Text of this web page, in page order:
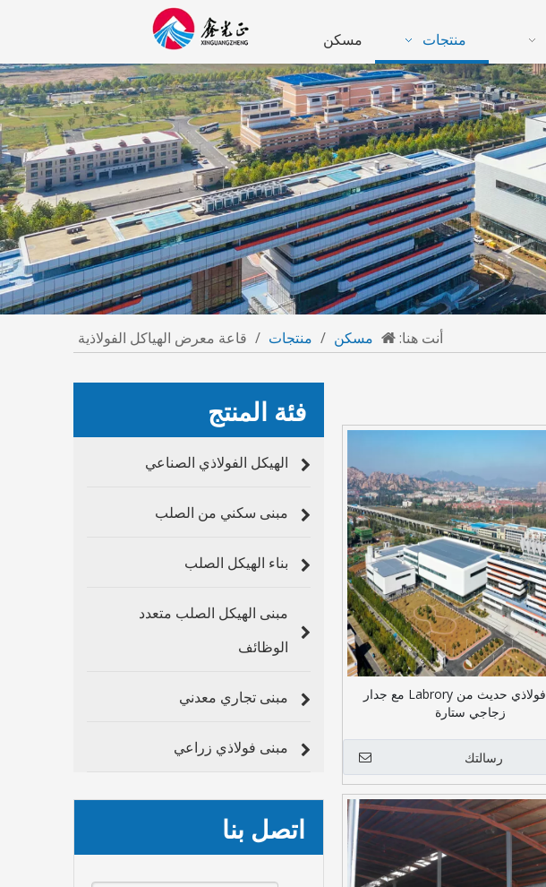
منتجات مسكن
أنت هنا: مسكن / منتجات / قاعة معرض الهياكل الفولاذية
فئة المنتج
الهيكل الفولاذي الصناعي
مبنى سكني من الصلب
بناء الهيكل الصلب
مبنى الهيكل الصلب متعدد
الوظائف
مبنى تجاري معدني
مبنى فولاذي زراعي
اتصل بنا
هيكل فولاذي حديث من Labrory مع جدار
زجاجي ستارة
رسالتك